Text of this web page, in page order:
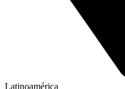
Latinoamérica